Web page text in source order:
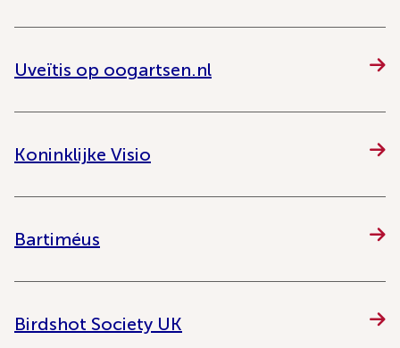
Uveïtis op oogartsen.nl
Koninklijke Visio
Bartiméus
Birdshot Society UK